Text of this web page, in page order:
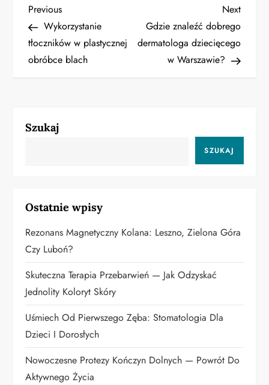
N
a
w
g
j
a
w
p
i
s
u
Previous
Post
Previous
Wykorzystanie
tłoczników w plastycznej
obróbce blach
Next
Post
Next
Gdzie znaleźć dobrego
dermatologa dziecięcego
w Warszawie?
Szukaj
SZUKAJ
Ostatnie wpisy
Rezonans Magnetyczny Kolana: Leszno, Zielona Góra
Czy Luboń?
Skuteczna Terapia Przebarwień — Jak Odzyskać
Jednolity Koloryt Skóry
Uśmiech Od Pierwszego Zęba: Stomatologia Dla
Dzieci I Dorosłych
Nowoczesne Protezy Kończyn Dolnych — Powrót Do
Aktywnego Życia